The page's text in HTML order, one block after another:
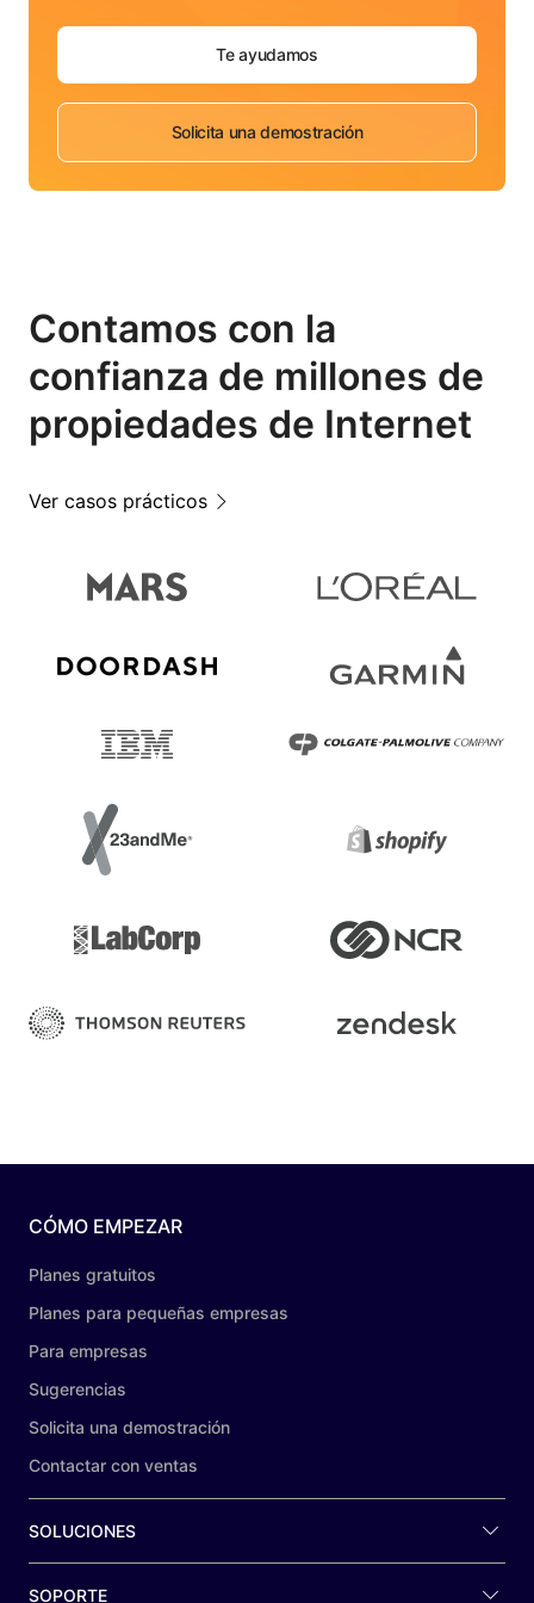
Te ayudamos
Solicita una demostración
Contamos con la
confianza de millones de
propiedades de Internet
Ver casos prácticos
CÓMO EMPEZAR
Planes gratuitos
Planes para pequeñas empresas
Para empresas
Sugerencias
Solicita una demostración
Contactar con ventas
SOLUCIONES
SOPORTE